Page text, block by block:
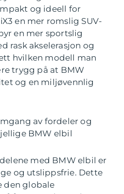
og ideell for
en mer romslig SUV-
en mer sportslig
rask akselerasjon og
hvilken modell man
trygg på at BMW
og en miljøvennlig
av fordeler og
BMW elbil
med BMW elbil er
og utslippsfrie. Dette
den globale